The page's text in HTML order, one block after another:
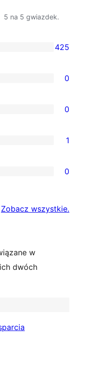
5 na 5 gwiazdek.
425
0
0
1
0
Zobacz wszystkierecenzje
.
w
dwóch